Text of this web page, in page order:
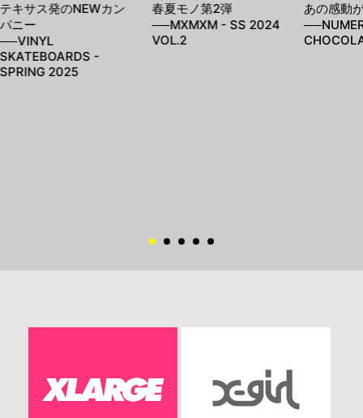
テキサス発のNEWカン
パニー
──VINYL
SKATEBOARDS -
SPRING 2025
春夏モノ第2弾
──MXMXM - SS 2024
VOL.2
あの感動